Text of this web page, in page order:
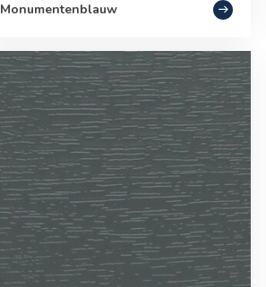
Monumentenblauw